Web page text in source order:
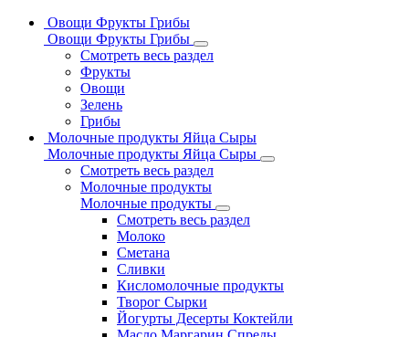
Овощи Фрукты Грибы
Овощи Фрукты Грибы
Смотреть весь раздел
Фрукты
Овощи
Зелень
Грибы
Молочные продукты Яйца Сыры
Молочные продукты Яйца Сыры
Смотреть весь раздел
Молочные продукты
Молочные продукты
Смотреть весь раздел
Молоко
Сметана
Сливки
Кисломолочные продукты
Творог Сырки
Йогурты Десерты Коктейли